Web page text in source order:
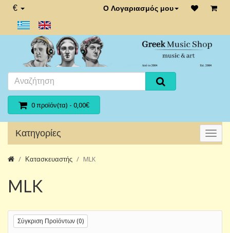
€ Ο Λογαριασμός μου
0 προϊόν(τα) - 0,00€
Κατηγορίες
Κατασκευαστής MLK
MLK
Σύγκριση Προϊόντων (0)